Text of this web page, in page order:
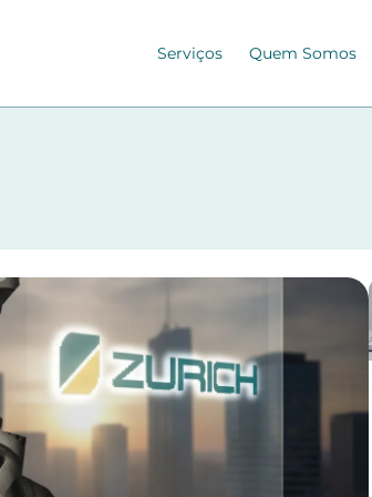
Serviços Quem Somos